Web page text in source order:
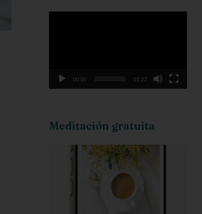
00:00 01:22
Meditación gratuita